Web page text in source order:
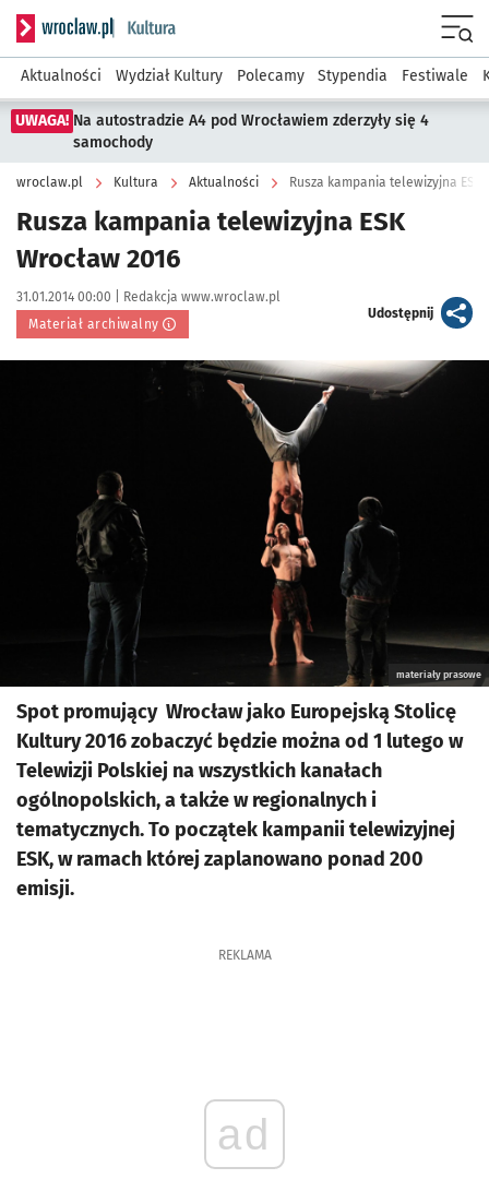
Serwis informacyjny wroclaw.pl podserwis: Kultura
Aktualności Wydział Kultury Polecamy Stypendia Festiwale
UWAGA! Na autostradzie A4 pod Wrocławiem zderzyły się 4
samochody
wroclaw.pl Kultura Aktualności Rusza kampania telewizyjna ESK
Rusza kampania telewizyjna ESK
Wrocław 2016
Data publikacji:
31.01.2014 00:00 | Autor:
Redakcja www.wroclaw.pl
Materiał archiwalny
Udostępnijartykuł
Kliknij, aby powiększyć
materiały prasowe
Spot promujący Wrocław jako Europejską Stolicę
Kultury 2016 zobaczyć będzie można od 1 lutego w
Telewizji Polskiej na wszystkich kanałach
ogólnopolskich, a także w regionalnych i
tematycznych. To początek kampanii telewizyjnej
ESK, w ramach której zaplanowano ponad 200
emisji.
REKLAMA
ad